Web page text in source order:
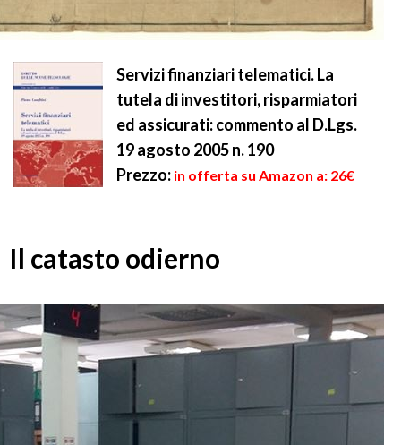
Servizi finanziari telematici. La
tutela di investitori, risparmiatori
ed assicurati: commento al D.Lgs.
19 agosto 2005 n. 190
Prezzo: in offerta su Amazon a: 26€
Il catasto odierno